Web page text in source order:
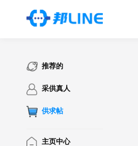
推荐的
采供真人
供求帖
主页中心